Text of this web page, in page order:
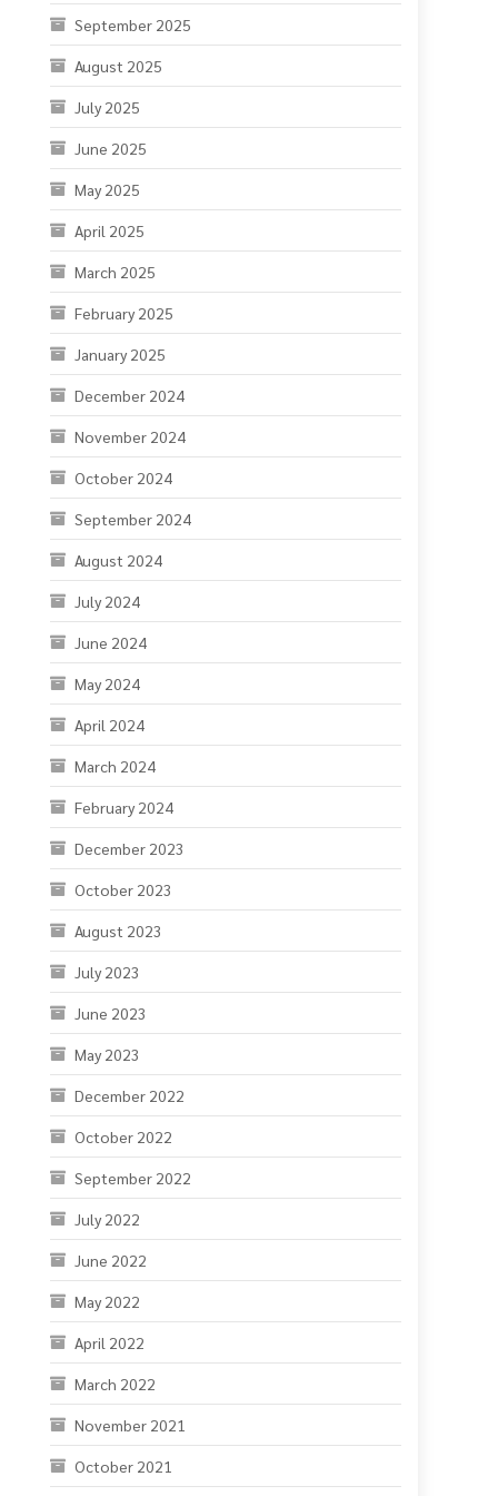
September 2025
August 2025
July 2025
June 2025
May 2025
April 2025
March 2025
February 2025
January 2025
December 2024
November 2024
October 2024
September 2024
August 2024
July 2024
June 2024
May 2024
April 2024
March 2024
February 2024
December 2023
October 2023
August 2023
July 2023
June 2023
May 2023
December 2022
October 2022
September 2022
July 2022
June 2022
May 2022
April 2022
March 2022
November 2021
October 2021